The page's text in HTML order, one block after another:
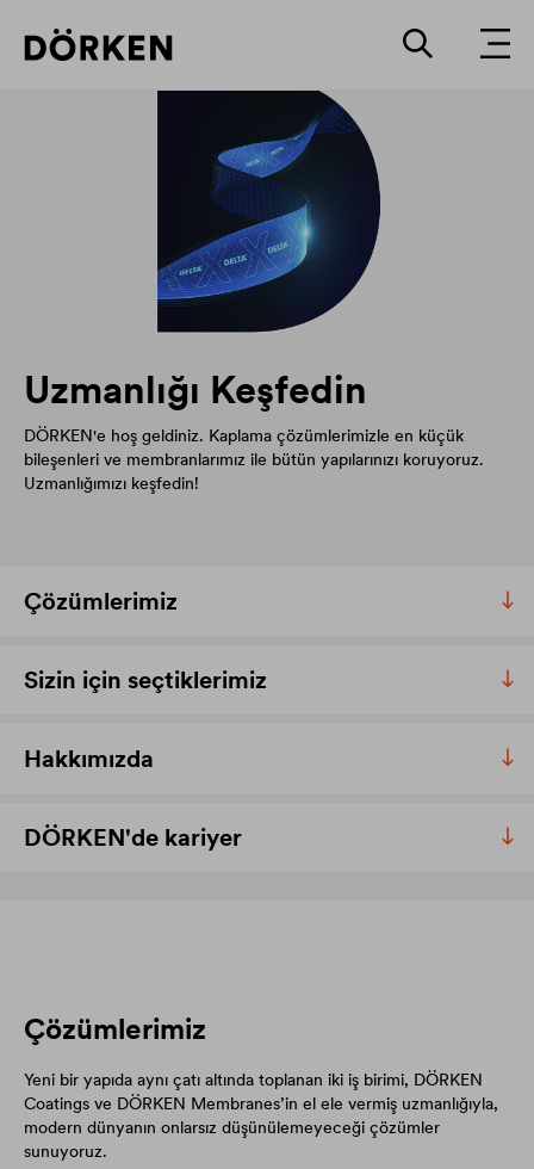
Uzmanlığı Keşfedin
DÖRKEN'e hoş geldiniz. Kaplama çözümlerimizle en küçük
bileşenleri ve membranlarımız ile bütün yapılarınızı koruyoruz.
Uzmanlığımızı keşfedin!
Çözümlerimiz
Sizin için seçtiklerimiz
Hakkımızda
DÖRKEN'de kariyer
Çözümlerimiz
Yeni bir yapıda aynı çatı altında toplanan iki iş birimi, DÖRKEN
Coatings ve DÖRKEN Membranes’in el ele vermiş uzmanlığıyla,
modern dünyanın onlarsız düşünülemeyeceği çözümler
sunuyoruz.